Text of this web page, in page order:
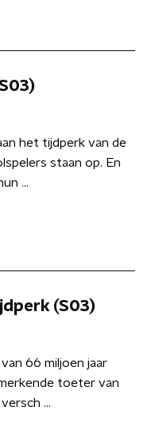
het tijdperk van de
staan op. En
...
(S03)
66 miljoen jaar
toeter van
...